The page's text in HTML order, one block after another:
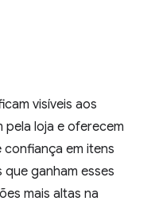
visíveis aos
pela loja e oferecem
confiança em itens
ganham esses
mais altas na